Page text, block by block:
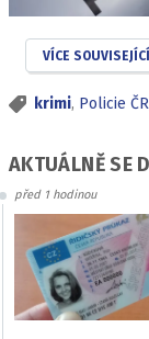
VÍCE
krimi, Policie ČR
AKTUÁLNĚ SE
před 1 hodinou